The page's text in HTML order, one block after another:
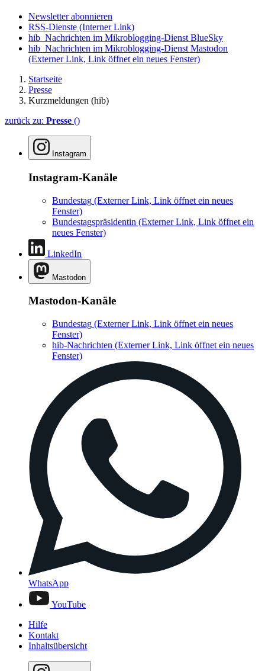
Newsletter abonnieren
RSS-Dienste (Interner Link)
hib_Nachrichten im Mikroblogging-Dienst BlueSky
hib_Nachrichten im Mikroblogging-Dienst Mastodon
(Externer Link, Link öffnet ein neues Fenster)
Startseite
Presse
Kurzmeldungen (hib)
zurück zu: Presse ()
Instagram
Instagram-Kanäle
Bundestag (Externer Link, Link öffnet ein neues
Fenster)
Bundestagspräsidentin (Externer Link, Link öffnet ein
neues Fenster)
LinkedIn
Mastodon
Mastodon-Kanäle
Bundestag (Externer Link, Link öffnet ein neues
Fenster)
hib-Nachrichten (Externer Link, Link öffnet ein neues
Fenster)
WhatsApp
YouTube
Hilfe
Kontakt
Inhaltsübersicht